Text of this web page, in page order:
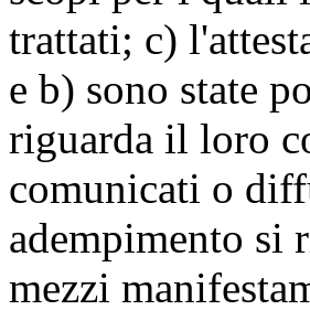
trattati; c)
e b) sono state
riguarda il loro
comunicati o
adempimento si
mezzi